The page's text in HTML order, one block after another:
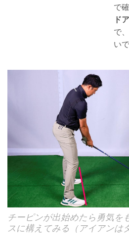
で
ド
で
い
チーピンが出始めたら勇気を
スに構えてみる（アイアンは